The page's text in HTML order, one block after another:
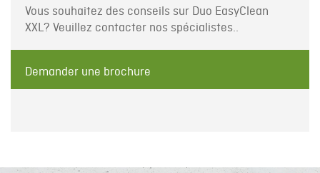
Vous souhaitez des conseils sur Duo EasyClean
XXL? Veuillez contacter nos spécialistes..
Demander une brochure